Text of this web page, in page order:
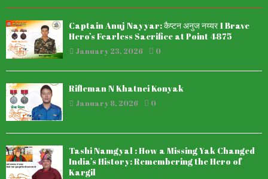
Captain Anuj Nayyar: कैप्टन अनुज नय्यर 1 Brave
Hero’s Fearless Sacrifice at Point 4875
January 23, 2026 0
Rifleman N Khatnei Konyak
January 8, 2026 0
Tashi Namgyal : How a Missing Yak Changed
India’s History: Remembering the Hero of
Kargil